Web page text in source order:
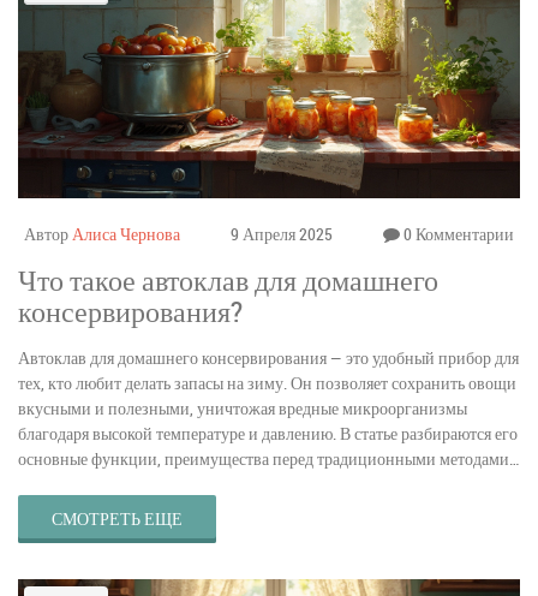
АвторАлиса Чернова 9 Апреля 2025 0 Комментарии
Что такое автоклав для домашнего
консервирования?
Автоклав для домашнего консервирования — это удобный прибор для
тех, кто любит делать запасы на зиму. Он позволяет сохранить овощи
вкусными и полезными, уничтожая вредные микроорганизмы
благодаря высокой температуре и давлению. В статье разбираются его
основные функции, преимущества перед традиционными методами
нужд. Также есть советы по безопасности использования, чтобы опыт
домашних заготовок был приятным и безопасным. Узнайте, как
СМОТРЕТЬ ЕЩЕ